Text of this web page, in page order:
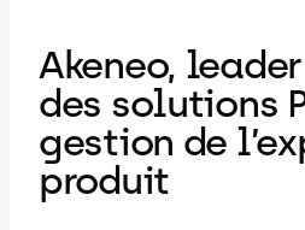
Akeneo,
des solutions
gestion de
produit